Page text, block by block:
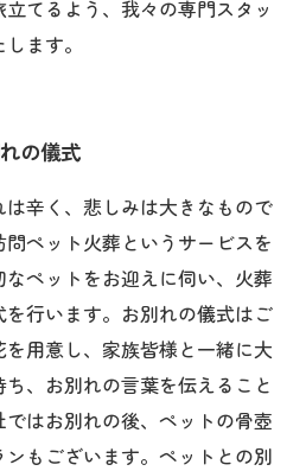
てるよう、我々の専門スタッ
ます。
の儀式
辛く、悲しみは大きなもので
ペット火葬というサービスを
ペットをお迎えに伺い、火葬
行います。お別れの儀式はご
用意し、家族皆様と一緒に大
、お別れの言葉を伝えること
はお別れの後、ペットの骨壺
もございます。ペットとの別